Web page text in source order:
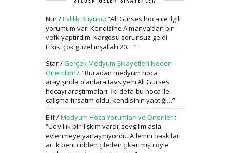
Nur/Evlilik Büyüsü: “Ali Gürses hoca ile ilgili
yorumum var. Kendisine Almanya’dan bir
vefk yaptırdım. Kargosu sorunsuz geldi.
Etkisi çok güzel inşallah 20.…”
Star/Gerçek Medyum Şikayetleri Neden
Önemlidir?: “Buradan medyum hoca
arayışında olanlara tavsiyem Ali Gürses
hocayı araştırmaları. İki defa bu hoca ile
çalışma fırsatım oldu, kendisinin yaptığı…”
Elif/Medyum Hoca Yorumları ve Önerileri:
“Üç yıllık bir ilişkim vardı, sevgilim asla
evlenmeye yanaşmıyordu. Ailemin baskıları
artık beni cidden çileden çıkartmıştı öyle